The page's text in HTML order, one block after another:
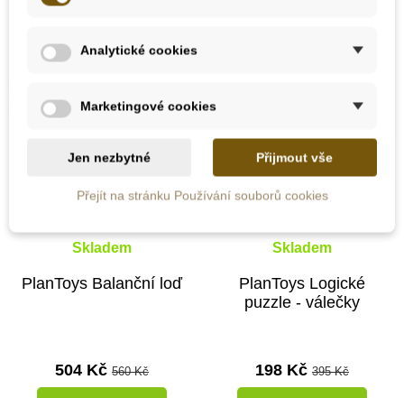
-10%
Do školy
Skladem
PlanToys Balanční loď
504 Kč 560 Kč
-50%
Skladem
PlanToys Logické
puzzle - válečky
198 Kč 395 Kč
Analytické cookies
Marketingové cookies
Jen nezbytné Přijmout vše
Přejít na stránku Používání souborů cookies